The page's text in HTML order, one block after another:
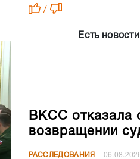
/
Есть
ВКСС отказала
возвращении
РАССЛЕДОВАНИЯ